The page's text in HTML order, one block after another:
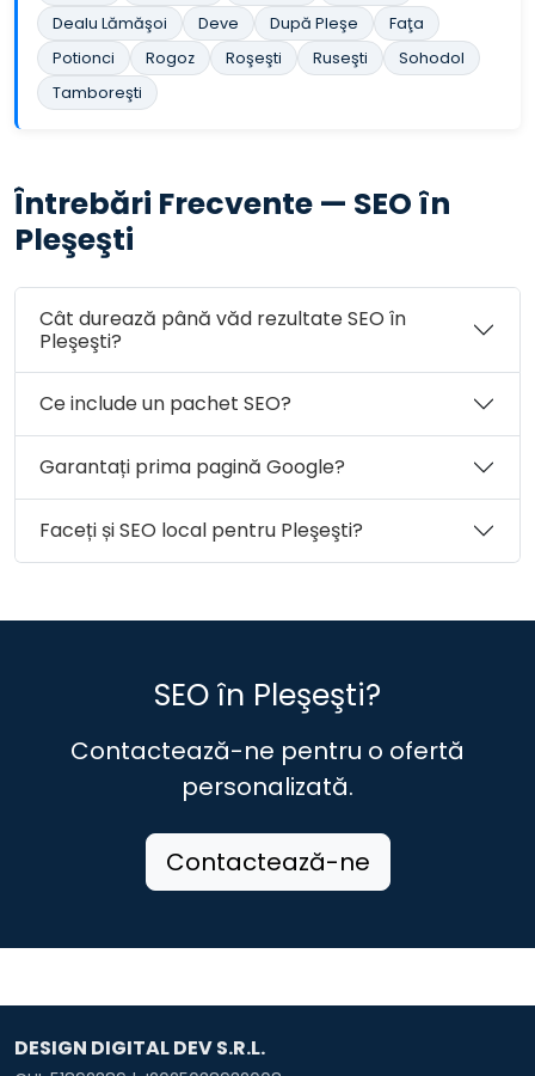
Dealu Lămăşoi
Deve După Pleşe
Faţa
Potionci
Rogoz Roşeşti Ruseşti
Sohodol
Tamboreşti
Întrebări Frecvente — SEO în
Pleşeşti
Cât durează până văd rezultate SEO în
Pleşeşti?
Ce include un pachet SEO?
Garantați prima pagină Google?
Faceți și SEO local pentru Pleşeşti?
SEO în Pleşeşti?
Contactează-ne pentru o ofertă
personalizată.
Contactează-ne
DESIGN DIGITAL DEV S.R.L.